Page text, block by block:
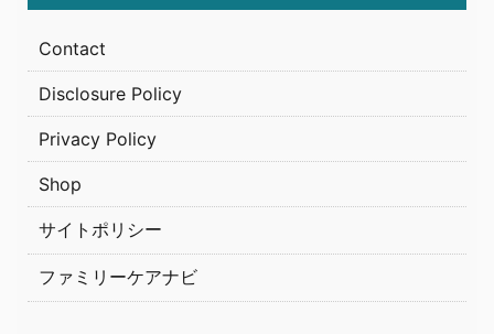
Contact
Disclosure Policy
Privacy Policy
Shop
サイトポリシー
ファミリーケアナビ